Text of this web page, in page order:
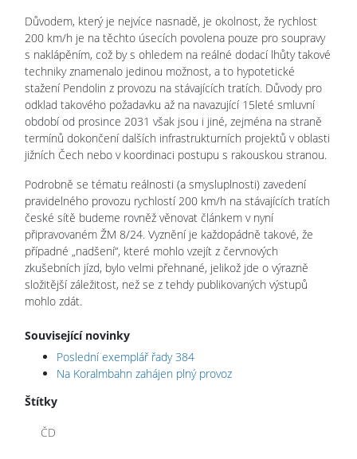
Důvodem, který je nejvíce nasnadě, je okolnost, že rychlost
200 km/h je na těchto úsecích povolena pouze pro soupravy
s naklápěním, což by s ohledem na reálné dodací lhůty takové
techniky znamenalo jedinou možnost, a to hypotetické
stažení Pendolin z provozu na stávajících tratích. Důvody pro
odklad takového požadavku až na navazující 15leté smluvní
období od prosince 2031 však jsou i jiné, zejména na straně
termínů dokončení dalších infrastrukturních projektů v oblasti
jižních Čech nebo v koordinaci postupu s rakouskou stranou.
Podrobně se tématu reálnosti (a smysluplnosti) zavedení
pravidelného provozu rychlostí 200 km/h na stávajících tratích
české sítě budeme rovněž věnovat článkem v nyní
připravovaném ŽM 8/24. Vyznění je každopádně takové, že
případné „nadšení“, které mohlo vzejít z červnových
zkušebních jízd, bylo velmi přehnané, jelikož jde o výrazně
složitější záležitost, než se z tehdy publikovaných výstupů
mohlo zdát.
Související novinky
Poslední exemplář řady 384
Na Koralmbahn zahájen plný provoz
Štítky
ČD